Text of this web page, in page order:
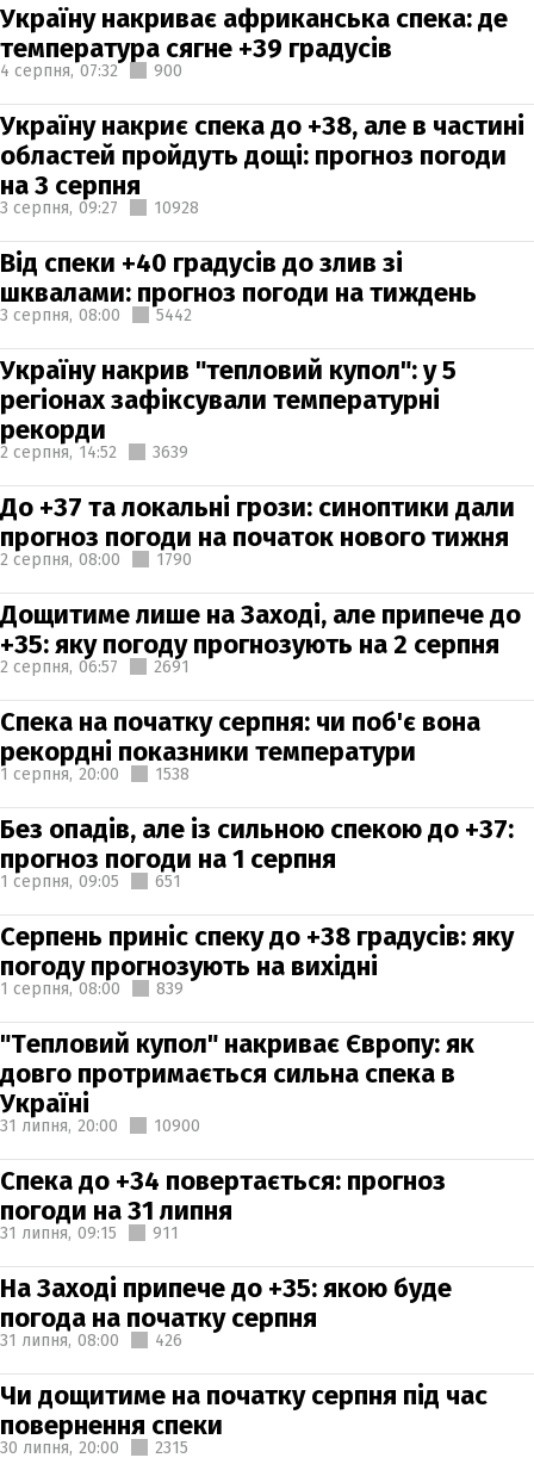
Україну накриває африканська спека: де
температура сягне +39 градусів
4 серпня, 07:32 900
Україну накриє спека до +38, але в частині
областей пройдуть дощі: прогноз погоди
на 3 серпня
3 серпня, 09:27 10928
Від спеки +40 градусів до злив зі
шквалами: прогноз погоди на тиждень
3 серпня, 08:00 5442
Україну накрив "тепловий купол": у 5
регіонах зафіксували температурні
рекорди
2 серпня, 14:52 3639
До +37 та локальні грози: синоптики дали
прогноз погоди на початок нового тижня
2 серпня, 08:00 1790
Дощитиме лише на Заході, але припече до
+35: яку погоду прогнозують на 2 серпня
2 серпня, 06:57 2691
Спека на початку серпня: чи поб'є вона
рекордні показники температури
1 серпня, 20:00 1538
Без опадів, але із сильною спекою до +37:
прогноз погоди на 1 серпня
1 серпня, 09:05 651
Серпень приніс спеку до +38 градусів: яку
погоду прогнозують на вихідні
1 серпня, 08:00 839
"Тепловий купол" накриває Європу: як
довго протримається сильна спека в
Україні
31 липня, 20:00 10900
Спека до +34 повертається: прогноз
погоди на 31 липня
31 липня, 09:15 911
На Заході припече до +35: якою буде
погода на початку серпня
31 липня, 08:00 426
Чи дощитиме на початку серпня під час
повернення спеки
30 липня, 20:00 2315